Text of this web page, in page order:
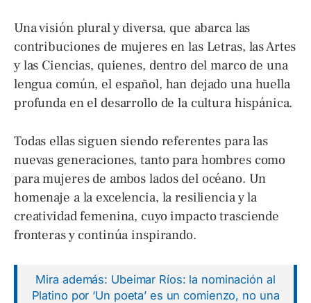
Una visión plural y diversa, que abarca las
contribuciones de mujeres en las Letras, las Artes
y las Ciencias, quienes, dentro del marco de una
lengua común, el español, han dejado una huella
profunda en el desarrollo de la cultura hispánica.
Todas ellas siguen siendo referentes para las
nuevas generaciones, tanto para hombres como
para mujeres de ambos lados del océano. Un
homenaje a la excelencia, la resiliencia y la
creatividad femenina, cuyo impacto trasciende
fronteras y continúa inspirando.
Mira además: Ubeimar Ríos: la nominación al
Platino por ‘Un poeta’ es un comienzo, no una